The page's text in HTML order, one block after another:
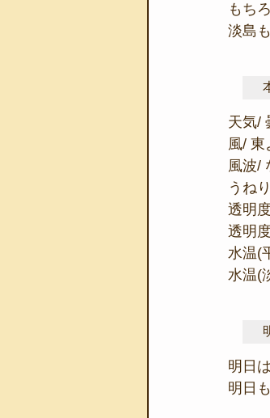
もち
淡島
天気/
風/ 東
風波/
うね
透明
透明
水温(
水温(
明日
明日